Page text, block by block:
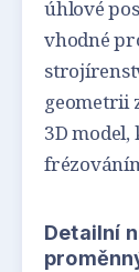
úhlové
vhodné
geometrii
3D
Detailní